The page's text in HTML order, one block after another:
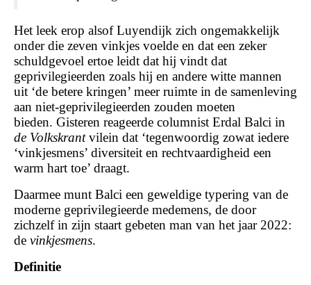
Het leek erop alsof Luyendijk zich ongemakkelijk
onder die zeven vinkjes voelde en dat een zeker
schuldgevoel ertoe leidt dat hij vindt dat
geprivilegieerden zoals hij en andere witte mannen
uit ‘de betere kringen’ meer ruimte in de samenleving
aan niet-geprivilegieerden zouden moeten
bieden. Gisteren reageerde columnist Erdal Balci in
de Volkskrantvilein dat ‘tegenwoordig zowat iedere
‘vinkjesmens’ diversiteit en rechtvaardigheid een
warm hart toe’ draagt.
Daarmee munt Balci een geweldige typering van de
moderne geprivilegieerde medemens, de door
zichzelf in zijn staart gebeten man van het jaar 2022:
de vinkjesmens.
Definitie